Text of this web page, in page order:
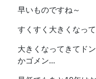
早いものですね～
すくすく大きくなっ
大きくなってきてド
かゴメン…